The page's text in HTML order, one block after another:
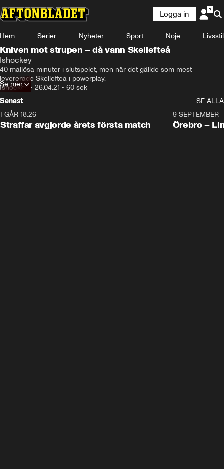
Logga in
Hem Serier Nyheter Sport Nöje Livsstil
Kniven mot strupen – då vann Skellefteå
Ishockey
40 mållösa minuter i slutspelet, men när det gällde som mest
levererade Skellefteå i powerplay.
Ishockey• 26.04.21 • 60 sek
Se mer
Senast
SE ALLA
I GÅR 18:26
Straffar avgjorde årets första match
Plus
9 SEPTEMBER
Örebro –